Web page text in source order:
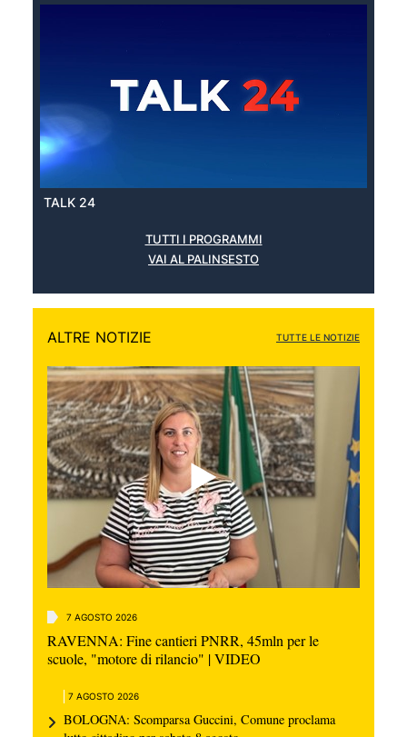
TALK 24
TUTTI I PROGRAMMI
VAI AL PALINSESTO
ALTRE NOTIZIE TUTTE LE NOTIZIE
7 AGOSTO 2026
RAVENNA: Fine cantieri PNRR, 45mln per le
scuole, "motore di rilancio" | VIDEO
7 AGOSTO 2026
BOLOGNA: Scomparsa Guccini, Comune proclama